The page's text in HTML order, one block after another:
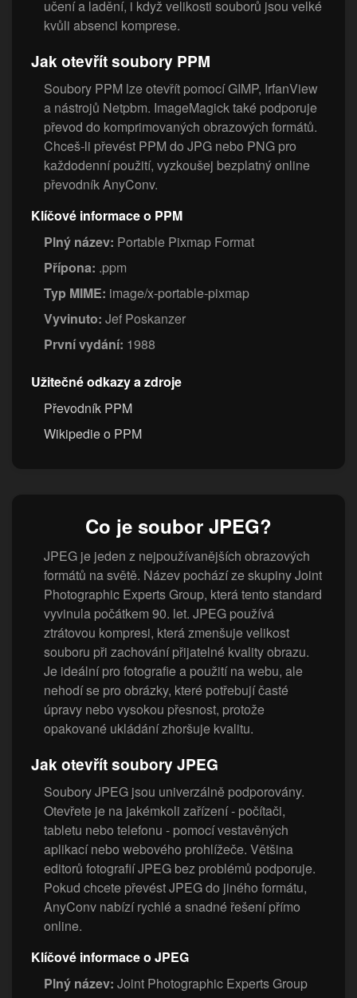
učení a ladění, i když velikosti souborů jsou velké
kvůli absenci komprese.
Jak otevřít soubory PPM
Soubory PPM lze otevřít pomocí GIMP, IrfanView
a nástrojů Netpbm. ImageMagick také podporuje
převod do komprimovaných obrazových formátů.
Chceš-li převést PPM do JPG nebo PNG pro
každodenní použití, vyzkoušej bezplatný online
převodník AnyConv.
Klíčové informace o PPM
Plný název: Portable Pixmap Format
Přípona: .ppm
Typ MIME: image/x-portable-pixmap
Vyvinuto: Jef Poskanzer
První vydání: 1988
Užitečné odkazy a zdroje
Převodník PPM
Wikipedie o PPM
Co je soubor JPEG?
JPEG je jeden z nejpoužívanějších obrazových
formátů na světě. Název pochází ze skupiny Joint
Photographic Experts Group, která tento standard
vyvinula počátkem 90. let. JPEG používá
ztrátovou kompresi, která zmenšuje velikost
souboru při zachování přijatelné kvality obrazu.
Je ideální pro fotografie a použití na webu, ale
nehodí se pro obrázky, které potřebují časté
úpravy nebo vysokou přesnost, protože
opakované ukládání zhoršuje kvalitu.
Jak otevřít soubory JPEG
Soubory JPEG jsou univerzálně podporovány.
Otevřete je na jakémkoli zařízení - počítači,
tabletu nebo telefonu - pomocí vestavěných
aplikací nebo webového prohlížeče. Většina
editorů fotografií JPEG bez problémů podporuje.
Pokud chcete převést JPEG do jiného formátu,
AnyConv nabízí rychlé a snadné řešení přímo
online.
Klíčové informace o JPEG
Plný název: Joint Photographic Experts Group